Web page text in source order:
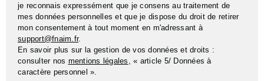
je reconnais expressément que je consens au traitement de
mes données personnelles et que je dispose du droit de retirer
mon consentement à tout moment en m'adressant à
support@fnaim.fr.
En savoir plus sur la gestion de vos données et droits :
consulter nos mentions légales , « article 5/ Données à
caractère personnel ».